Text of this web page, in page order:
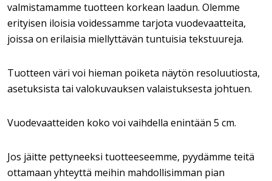
valmistamamme tuotteen korkean laadun. Olemme
erityisen iloisia voidessamme tarjota vuodevaatteita,
joissa on erilaisia miellyttävän tuntuisia tekstuureja.
Tuotteen väri voi hieman poiketa näytön resoluutiosta,
asetuksista tai valokuvauksen valaistuksesta johtuen.
Vuodevaatteiden koko voi vaihdella enintään 5 cm.
Jos jäitte pettyneeksi tuotteeseemme, pyydämme teitä
ottamaan yhteyttä meihin mahdollisimman pian